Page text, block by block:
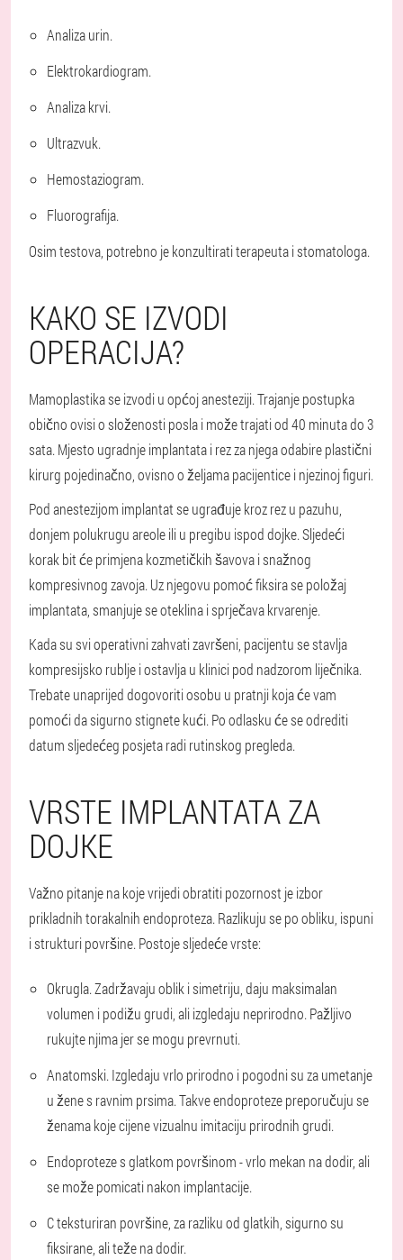
Analizaurin.
Elektrokardiogram.
Analizakrvi.
Ultrazvuk.
Hemostaziogram.
Fluorografija.
Osim testova, potrebno je konzultirati terapeuta i stomatologa.
KAKO SE IZVODI
OPERACIJA?
Mamoplastika se izvodi u općoj anesteziji. Trajanje postupka
obično ovisi o složenosti posla i može trajati od 40 minuta do 3
sata. Mjesto ugradnje implantata i rez za njega odabire plastični
kirurg pojedinačno, ovisno o željama pacijentice i njezinoj figuri.
Pod anestezijom implantat se ugrađuje kroz rez u pazuhu,
donjem polukrugu areole ili u pregibu ispod dojke. Sljedeći
korak bit će primjena kozmetičkih šavova i snažnog
kompresivnog zavoja. Uz njegovu pomoć fiksira se položaj
implantata, smanjuje se oteklina i sprječava krvarenje.
Kada su svi operativni zahvati završeni, pacijentu se stavlja
kompresijsko rublje i ostavlja u klinici pod nadzorom liječnika.
Trebate unaprijed dogovoriti osobu u pratnji koja će vam
pomoći da sigurno stignete kući. Po odlasku će se odrediti
datum sljedećeg posjeta radi rutinskog pregleda.
VRSTE IMPLANTATA ZA
DOJKE
Važno pitanje na koje vrijedi obratiti pozornost je izbor
prikladnih torakalnih endoproteza. Razlikuju se po obliku, ispuni
i strukturi površine. Postoje sljedeće vrste:
Okrugla.Zadržavaju oblik i simetriju, daju maksimalan
volumen i podižu grudi, ali izgledaju neprirodno. Pažljivo
rukujte njima jer se mogu prevrnuti.
Anatomski. Izgledaju vrlo prirodno i pogodni su za umetanje
u žene s ravnim prsima. Takve endoproteze preporučuju se
ženama koje cijene vizualnu imitaciju prirodnih grudi.
Endoprotezes glatkom površinom - vrlo mekan na dodir, ali
se može pomicati nakon implantacije.
Cteksturiran površine, za razliku od glatkih, sigurno su
fiksirane, ali teže na dodir.